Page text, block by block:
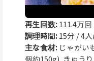
再生回数:111.4万回
調理時間:15分 / 4
主な食材: じゃがい
個約150g), きゅう